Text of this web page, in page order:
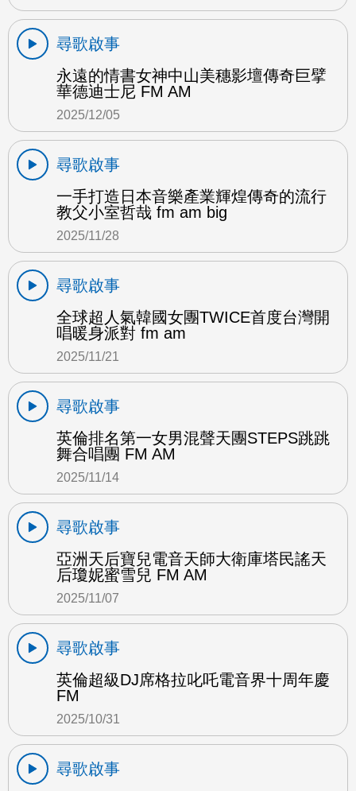
尋歌啟事
永遠的情書女神中山美穗影壇傳奇巨擘
華德迪士尼 FM AM
2025/12/05
尋歌啟事
一手打造日本音樂產業輝煌傳奇的流行
教父小室哲哉 fm am big
2025/11/28
尋歌啟事
全球超人氣韓國女團TWICE首度台灣開
唱暖身派對 fm am
2025/11/21
尋歌啟事
英倫排名第一女男混聲天團STEPS跳跳
舞合唱團 FM AM
2025/11/14
尋歌啟事
亞洲天后寶兒電音天師大衛庫塔民謠天
后瓊妮蜜雪兒 FM AM
2025/11/07
尋歌啟事
英倫超級DJ席格拉叱吒電音界十周年慶
FM
2025/10/31
尋歌啟事